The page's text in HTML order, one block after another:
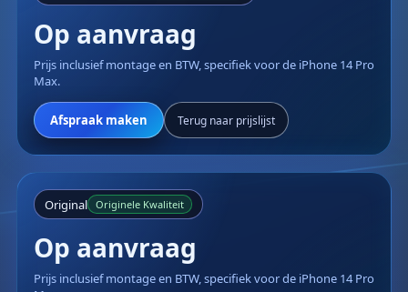
Op aanvraag
Prijs inclusief montage en BTW, specifiek voor de iPhone 14 Pro
Max.
Afspraak maken Terug naar prijslijst
Original Originele Kwaliteit
Op aanvraag
Prijs inclusief montage en BTW, specifiek voor de iPhone 14 Pro